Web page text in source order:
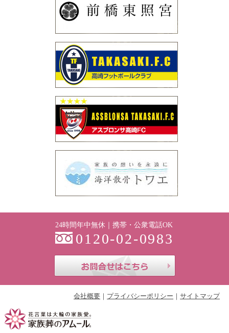
24時間年中無休｜携帯・公衆電話OK
0120-02-0983
会社概要 プライバシーポリシー サイトマップ